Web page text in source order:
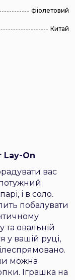
фіолетовий
Китай
Lay-On
вас
і в соло.
побалувати
та овальній
у вашій руці,
можна
Іграшка на